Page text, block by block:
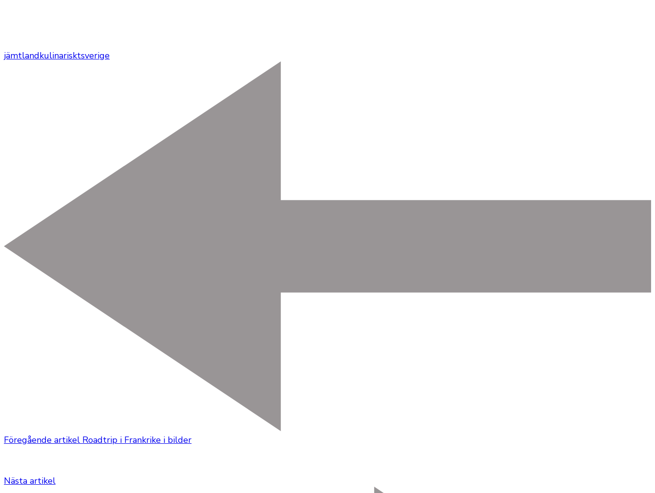
jämtlandkulinarisktsverige
Föregående artikel Roadtrip i Frankrike i bilder
Nästa artikel